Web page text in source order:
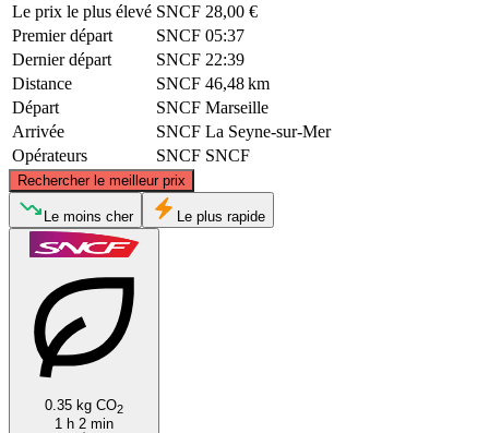
Le prix le plus élevé SNCF 28,00 €
Premier départ
SNCF 05:37
Dernier départ
SNCF 22:39
Distance
SNCF 46,48 km
Départ
SNCF Marseille
Arrivée
SNCF La Seyne-sur-Mer
Opérateurs
SNCF SNCF
Rechercher le meilleur prix
Marseille
Le moins cher Le plus rapide
0.35 kg CO2
1 h 2 min